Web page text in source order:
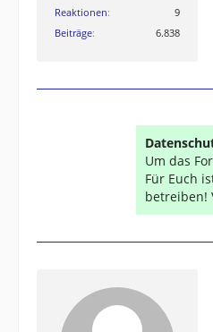
Reaktionen
9
Beiträge
6.838
Um das
Für Euch
betreiben!